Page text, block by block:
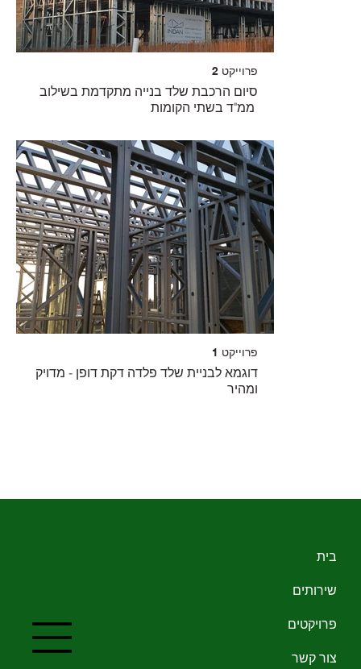
פרוייקט 2
סיום הרכבת שלד בנייה מתקדמת בשילוב
פרוייקט 1
דוגמא לבניית שלד פלדה דקת דופן - מדויק
ומהיר
בית
שירותים
פרויקטים
צור קשר